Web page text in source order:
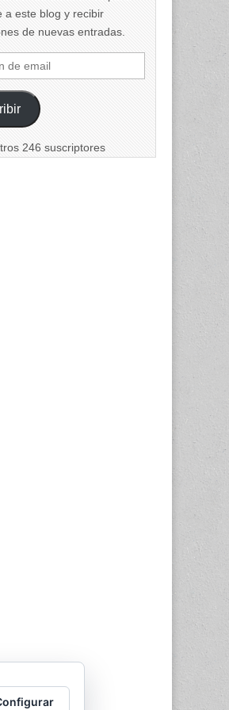
a este blog y recibir
de nuevas entradas.
246 suscriptores